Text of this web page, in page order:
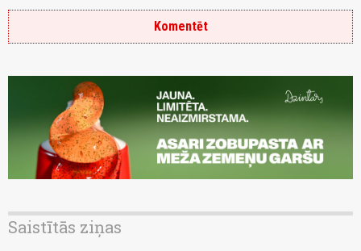
Komentēt
Saistītās ziņas